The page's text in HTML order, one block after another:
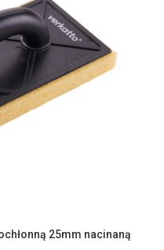
25mm nacinaną